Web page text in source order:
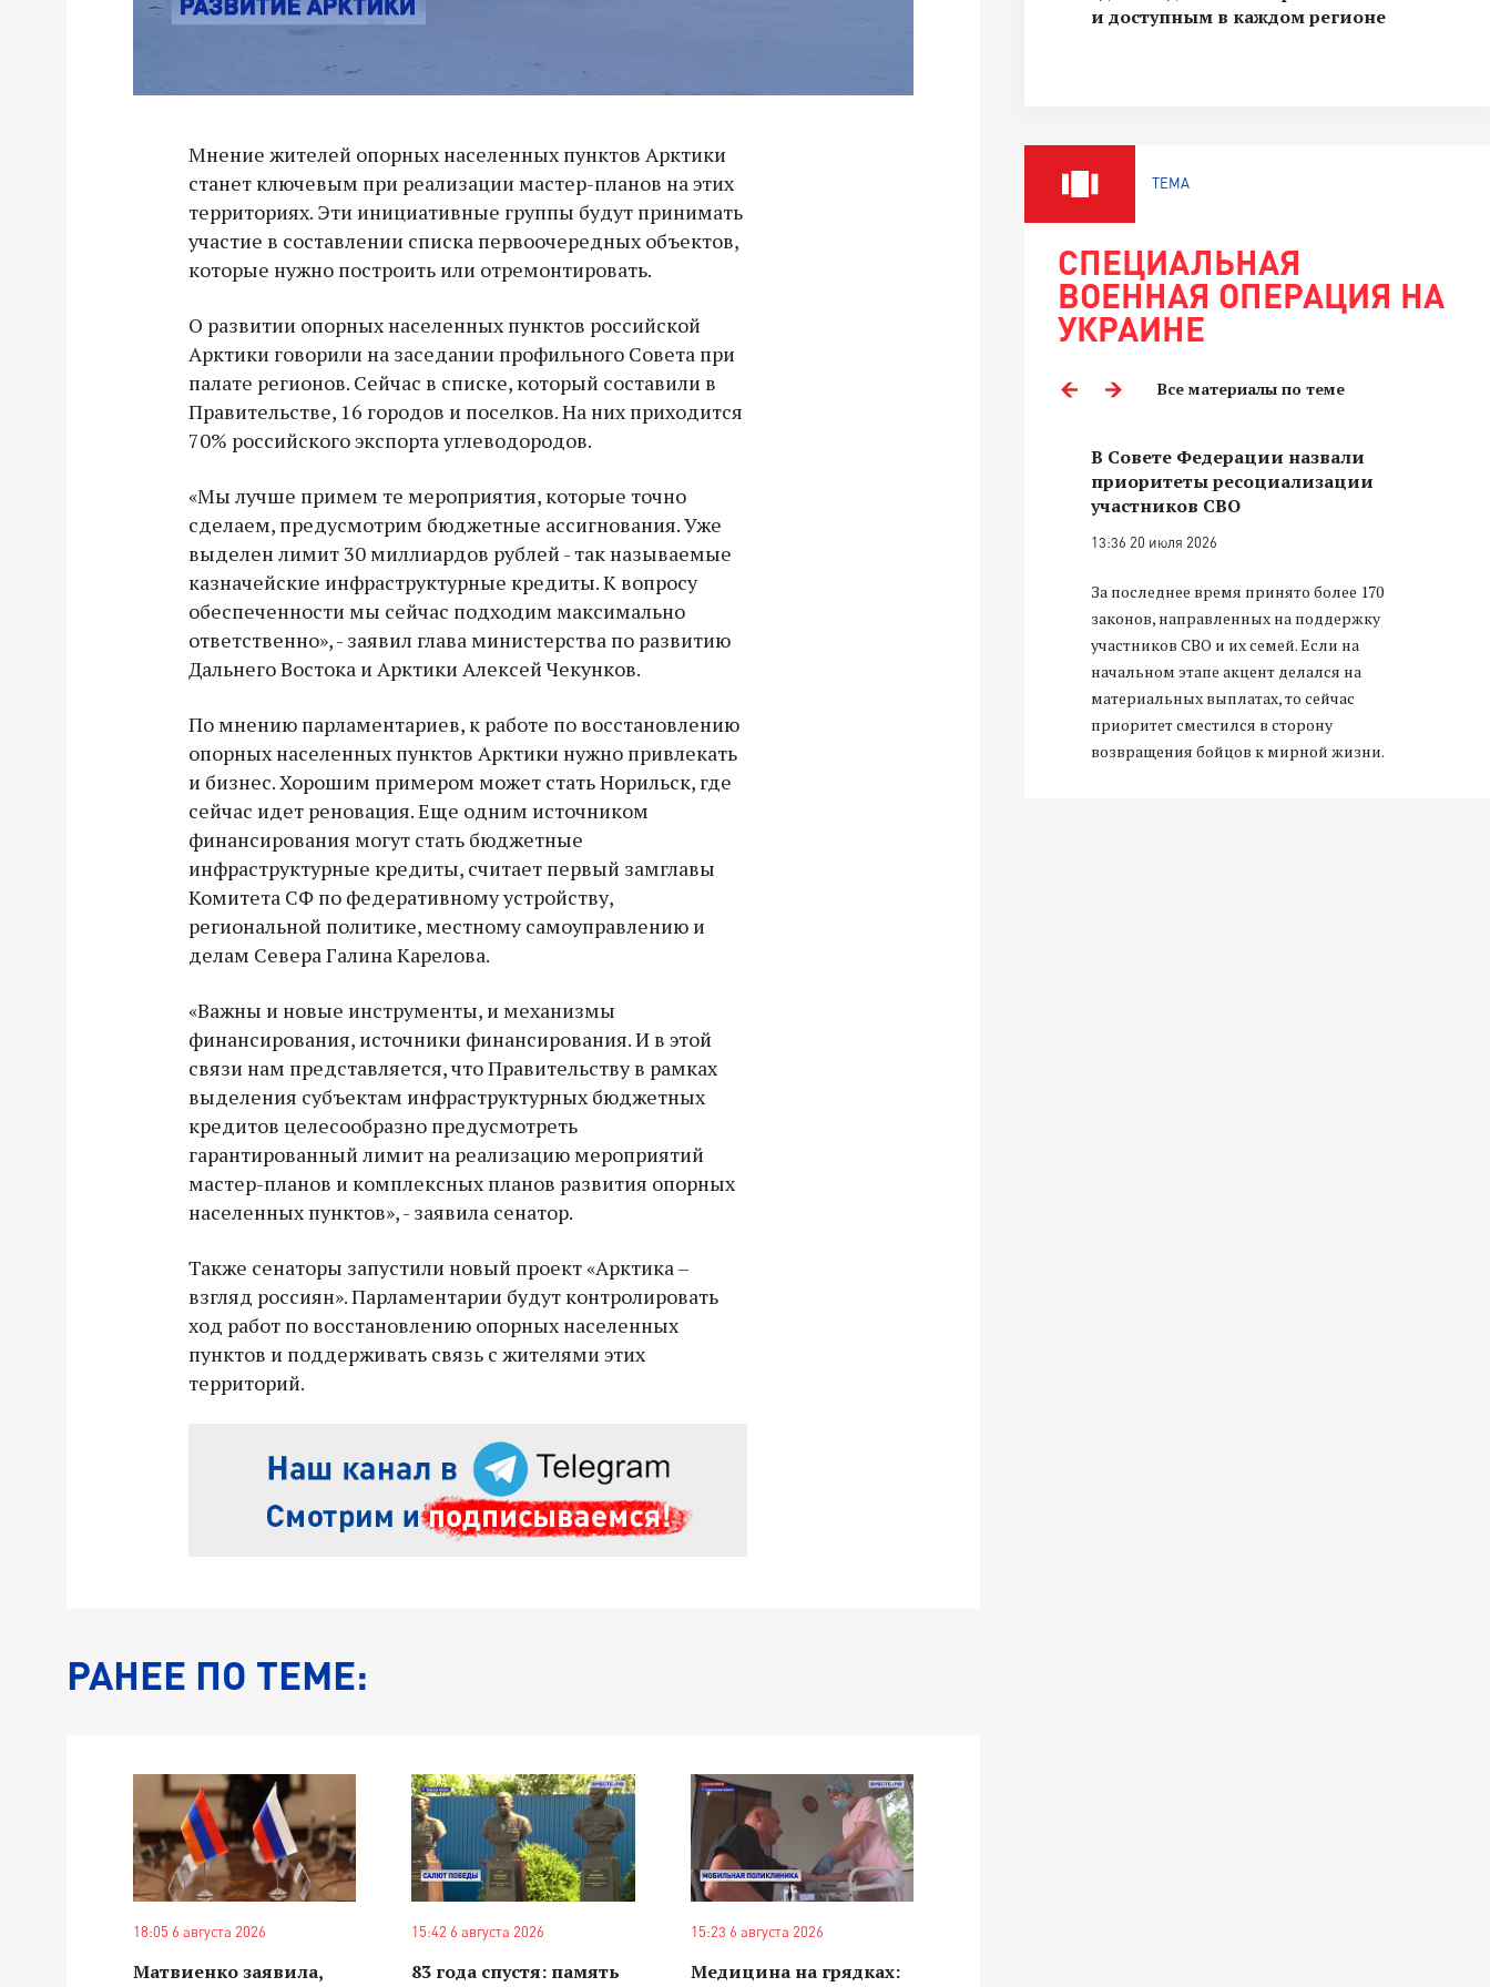
Мнение жителей опорных населенных пунктов Арктики
станет ключевым при реализации мастер-планов на этих
территориях. Эти инициативные группы будут принимать
участие в составлении списка первоочередных объектов,
которые нужно построить или отремонтировать.
О развитии опорных населенных пунктов российской
Арктики говорили на заседании профильного Совета при
палате регионов. Сейчас в списке, который составили в
Правительстве, 16 городов и поселков. На них приходится
70% российского экспорта углеводородов.
«Мы лучше примем те мероприятия, которые точно
сделаем, предусмотрим бюджетные ассигнования. Уже
выделен лимит 30 миллиардов рублей - так называемые
казначейские инфраструктурные кредиты. К вопросу
обеспеченности мы сейчас подходим максимально
ответственно», - заявил глава министерства по развитию
Дальнего Востока и Арктики Алексей Чекунков.
По мнению парламентариев, к работе по восстановлению
опорных населенных пунктов Арктики нужно привлекать
и бизнес. Хорошим примером может стать Норильск, где
сейчас идет реновация. Еще одним источником
финансирования могут стать бюджетные
инфраструктурные кредиты, считает первый замглавы
Комитета СФ по федеративному устройству,
региональной политике, местному самоуправлению и
делам Севера Галина Карелова.
«Важны и новые инструменты, и механизмы
финансирования, источники финансирования. И в этой
связи нам представляется, что Правительству в рамках
выделения субъектам инфраструктурных бюджетных
кредитов целесообразно предусмотреть
гарантированный лимит на реализацию мероприятий
мастер-планов и комплексных планов развития опорных
населенных пунктов», - заявила сенатор.
Также сенаторы запустили новый проект «Арктика –
взгляд россиян». Парламентарии будут контролировать
ход работ по восстановлению опорных населенных
пунктов и поддерживать связь с жителями этих
территорий.
РАНЕЕ ПО ТЕМЕ:
18:05 6 августа 2026
Матвиенко заявила,
15:42 6 августа 2026
83 года спустя: память
15:23 6 августа 2026
Медицина на грядках:
и доступным в каждом регионе
ТЕМА
СПЕЦИАЛЬНАЯ
ВОЕННАЯ ОПЕРАЦИЯ НА
УКРАИНЕ
Все материалы по теме
18:30 10 сентября 2025
Владимир Якушев сопровождает грузы
для бойцов СВО с самого начала
спецоперации.
В Совете Федерации назвали
приоритеты ресоциализации
участников СВО
13:36 20 июля 2026
За последнее время принято более 170
законов, направленных на поддержку
участников СВО и их семей. Если на
начальном этапе акцент делался на
материальных выплатах, то сейчас
приоритет сместился в сторону
возвращения бойцов к мирной жизни.